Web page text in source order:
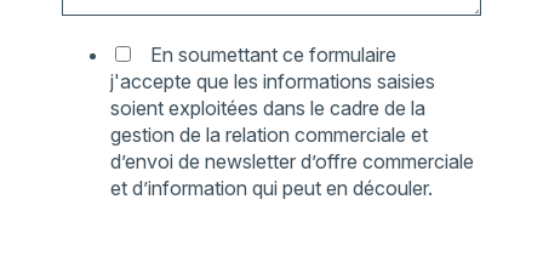
En soumettant ce formulaire
j'accepte que les informations saisies
soient exploitées dans le cadre de la
gestion de la relation commerciale et
d’envoi de newsletter d’offre commerciale
et d’information qui peut en découler.